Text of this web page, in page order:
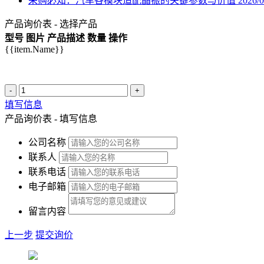
产品询价表 - 选择产品
型号 图片 产品描述 数量 操作
{{item.Name}}
- +
填写信息
产品询价表 - 填写信息
公司名称
联系人
联系电话
电子邮箱
留言内容
上一步 提交询价